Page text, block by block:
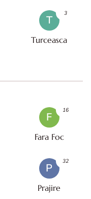
T
Turceasca
3
F
Fara Foc
16
P
Prajire
32